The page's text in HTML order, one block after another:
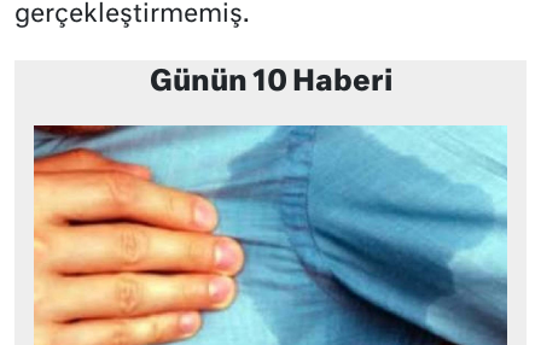
gerçekleştirmemiş.
Günün 10 Haberi